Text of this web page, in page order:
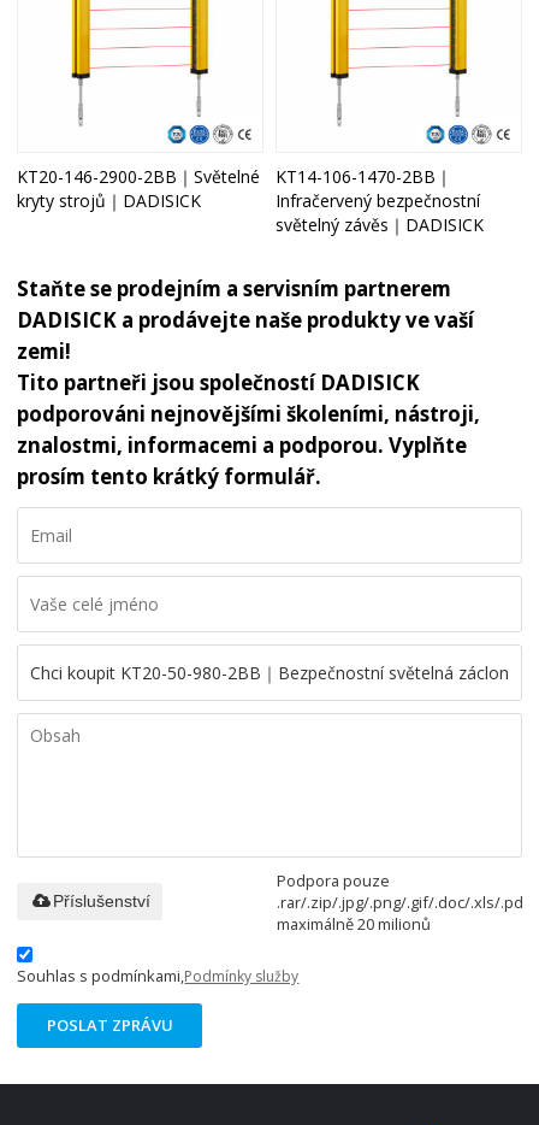
KT20-146-2900-2BB｜Světelné
kryty strojů｜DADISICK
KT14-106-1470-2BB｜
Infračervený bezpečnostní
světelný závěs｜DADISICK
Staňte se prodejním a servisním partnerem
DADISICK a prodávejte naše produkty ve vaší
zemi!
Tito partneři jsou společností DADISICK
podporováni nejnovějšími školeními, nástroji,
znalostmi, informacemi a podporou. Vyplňte
prosím tento krátký formulář.
Podpora pouze
.rar/.zip/.jpg/.png/.gif/.doc/.xls/.pdf,
maximálně 20 milionů
Příslušenství
Souhlas s podmínkami,Podmínky služby
POSLAT ZPRÁVU